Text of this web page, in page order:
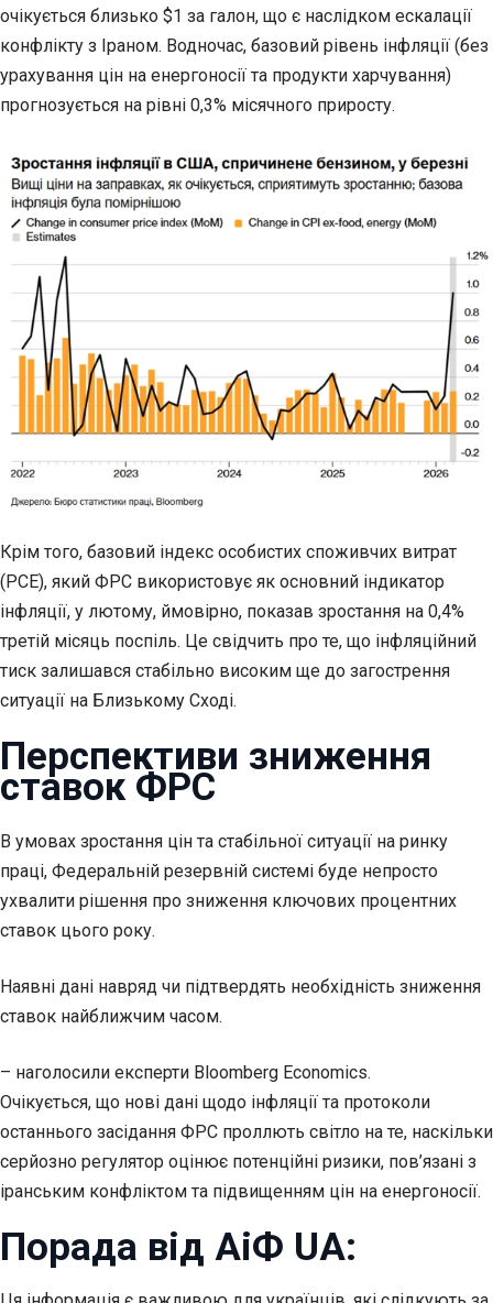
очікується близько $1 за галон, що є наслідком ескалації
конфлікту з Іраном. Водночас, базовий рівень інфляції (без
урахування цін на енергоносії та продукти харчування)
прогнозується на рівні 0,3% місячного приросту.
Крім того, базовий індекс особистих споживчих витрат
(PCE), який ФРС використовує як основний індикатор
інфляції, у лютому, ймовірно, показав зростання на 0,4%
третій місяць поспіль. Це свідчить про те, що інфляційний
тиск залишався стабільно високим ще до загострення
ситуації на Близькому Сході.
Перспективи зниження
ставок ФРС
В умовах зростання цін та стабільної ситуації на ринку
праці, Федеральній резервній системі буде непросто
ухвалити рішення про зниження ключових процентних
ставок цього року.
Наявні дані навряд чи підтвердять необхідність зниження
ставок найближчим часом.
– наголосили експерти Bloomberg Economics.
Очікується, що нові дані щодо інфляції та протоколи
останнього засідання ФРС проллють світло на те, наскільки
серйозно регулятор оцінює потенційні ризики, пов’язані з
іранським конфліктом та підвищенням цін на енергоносії.
Порада від АіФ UA: